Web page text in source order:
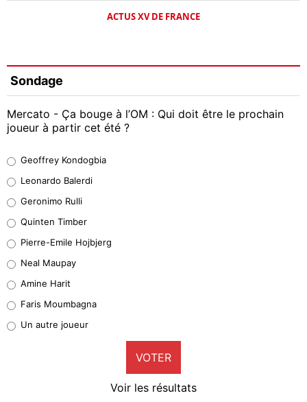
ACTUS XV DE FRANCE
Sondage
Mercato - Ça bouge à l’OM : Qui doit être le prochain
joueur à partir cet été ?
38%
32%
5%
1%
9%
Geoffrey Kondogbia
Leonardo Balerdi
Geronimo Rulli
Quinten Timber
Pierre-Emile Hojbjerg
Neal Maupay
Amine Harit
Faris Moumbagna
Un autre joueur
VOTER
Voir les résultats